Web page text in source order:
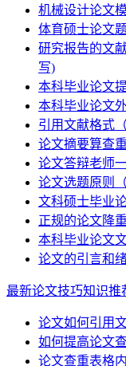
机械设计论文
体育硕士论文
研究报告的文
写)
本科毕业论文
本科毕业论文
引用文献格式
论文摘要算查
论文答辩老师
论文选题原则
文科硕士毕业
正规的论文降
本科毕业论文
论文的引言和
最新论文技巧知识推
论文如何引用
如何提高论文
论文查重表格